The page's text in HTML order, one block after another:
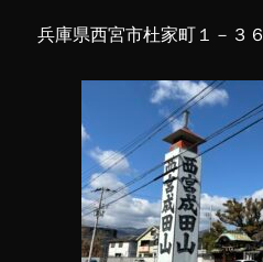
兵庫県西宮市杜家町１－３６